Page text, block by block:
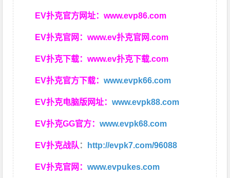
EV扑克官方网址：www.evp86.com
EV扑克官网：www.ev扑克官网.com
EV扑克下载：www.ev扑克下载.com
EV扑克官方下载：www.evpk66.com
EV扑克电脑版网址：www.evpk88.com
EV扑克GG官方：www.evpk68.com
EV扑克战队 ： http://evpk7.com/96088
EV扑克官网：www.evpukes.com